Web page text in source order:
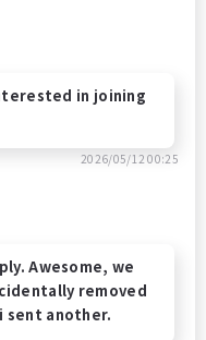
in joining
2026/05/12 00:25
Awesome, we
removed
sent another.